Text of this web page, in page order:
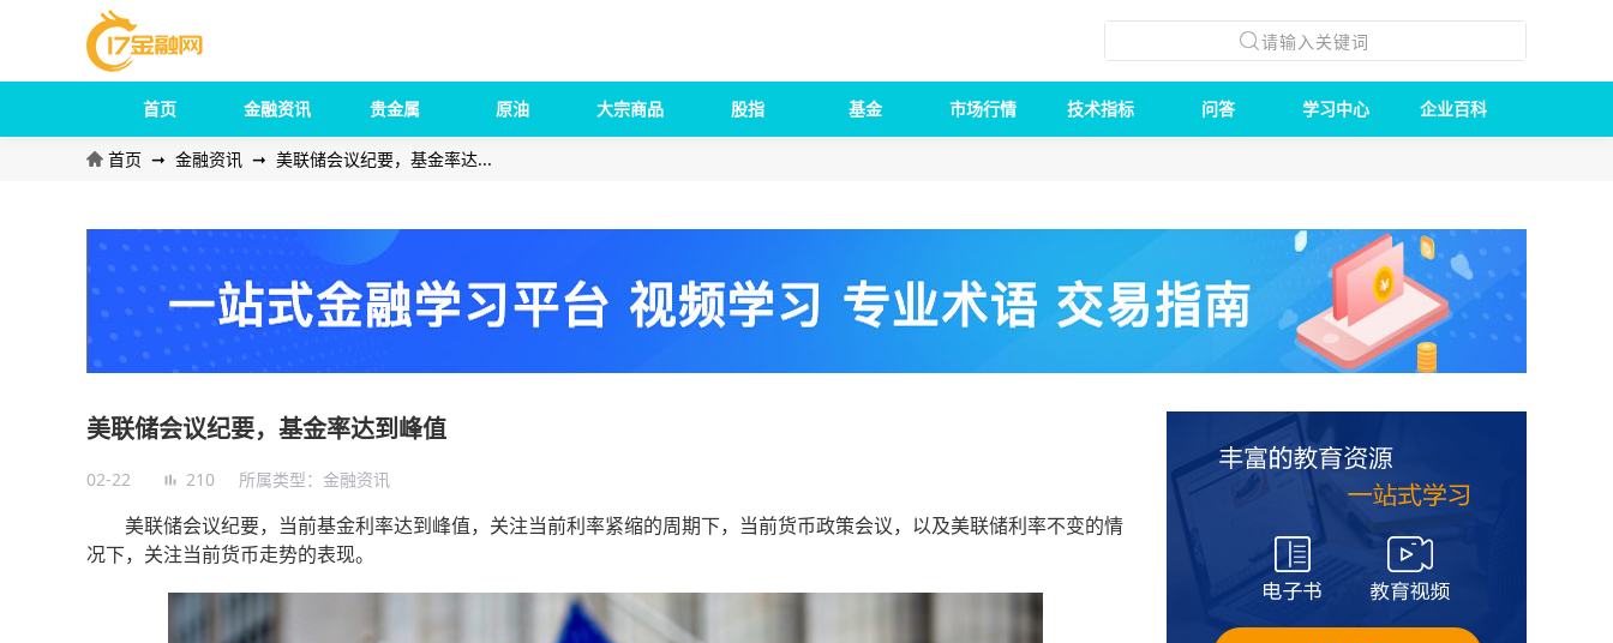
首页 金融资讯 贵金属 原油 大宗商品 股指 基金 市场行情 技术指标 问答 学习中心 企业百科
首页 ➞ 金融资讯 ➞ 美联储会议纪要，基金率达...
美联储会议纪要，基金率达到峰值
02-22 210 所属类型： 金融资讯
美联储会议纪要，当前基金利率达到峰值，关注当前利率紧缩的周期下，当前货币政策会议，以及美联储利率不变的情
况下，关注当前货币走势的表现。